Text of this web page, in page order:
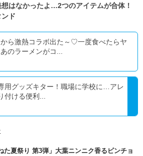
はなかったよ…2つのアイテムが合体！
ド
ら激熱コラボ出た～♡一度食べたらヤ
のラーメンがコ...
用グッズキター！職場に学校に…アレ
付ける便利...
た夏祭り 第3弾」大葉ニンニク香るビンチョ